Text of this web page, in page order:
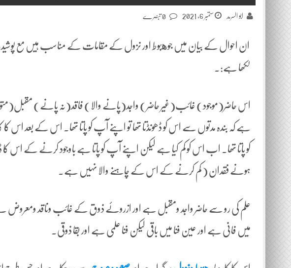
ابو السرمد ستمبر 6, 2021
ان احوال کے بیان میں جوهبوط اور نزول کے مقامات کے مناسب ہیں مع
لکھا ہے:۔
اس حاضر(موجود) غائب(غیر حاضر) واجد(پانے والا) فاقد(نہ پانے)
ہے کہ بندہ مدتوں سے اس کو ڈھونڈتا تھا تو اپنے آپ کو پاتا تھا۔ اس کے بعد اس کا
کو پاتا تھا۔ اب اس کو کم کیا ہے لیکن اپنے آپ کو پاتا ہے باوجود کرنے کے اس
ہونے فقدان ( کم کرنے کے اس کے چاہنے والا نہیں ہے۔
علم کی رو سے حاضر واجد ومقبل ہے اور ازروئے ذوق کے غائب وناقد ومعروض ہے
میں فانی ہے اور عین فنا میں باقی لیکن فنا علمی ہے اور بقا ذوقی۔